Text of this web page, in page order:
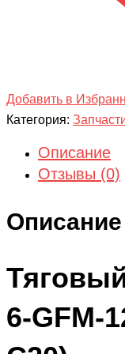
Добавить в
Категория:
Описание
Отзывы (0)
Описание
6-GFM-